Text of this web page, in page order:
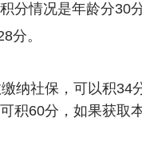
分情况是年龄分30
分。
纳社保，可以积34
积60分，如果获取